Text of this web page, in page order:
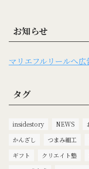
お知らせ
マリエフルリールへ
タグ
insidestory NEWS
かんざし
つまみ細工
ギフト
クリエイト塾